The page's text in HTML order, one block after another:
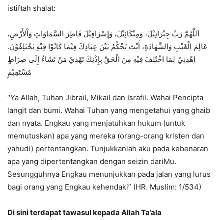
istiftah shalat:
اَللَّهُمَّ رَبَّ جِبْرَائِيْلَ، وَمِيْكَائِيْلَ، وَإِسْرَافِيْلَ فَاطِرَ السَّمَاوَاتِ وَاْلأَرْضِ،
عَالِمَ الْغَيْبِ وَالشَّهَادَةِ، أَنْتَ تَحْكُمُ بَيْنَ عِبَادِكَ فِيْمَا كَانُوْا فِيْهِ يَخْتَلِفُوْنَ.
اِهْدِنِيْ لِمَا اخْتُلِفَ فِيْهِ مِنَ الْحَقِّ بِإِذْنِكَ تَهْدِيْ مَنْ تَشَاءُ إِلَى صِرَاطٍ
مُسْتَقِيْمٍ
“Ya Allah, Tuhan Jibrail, Mikail dan Israfil. Wahai Pencipta
langit dan bumi. Wahai Tuhan yang mengetahui yang ghaib
dan nyata. Engkau yang menjatuhkan hukum (untuk
memutuskan) apa yang mereka (orang-orang kristen dan
yahudi) pertentangkan. Tunjukkanlah aku pada kebenaran
apa yang dipertentangkan dengan seizin dariMu.
Sesungguhnya Engkau menunjukkan pada jalan yang lurus
bagi orang yang Engkau kehendaki” (HR. Muslim: 1/534)
Di sini terdapat tawasul kepada Allah Ta’ala